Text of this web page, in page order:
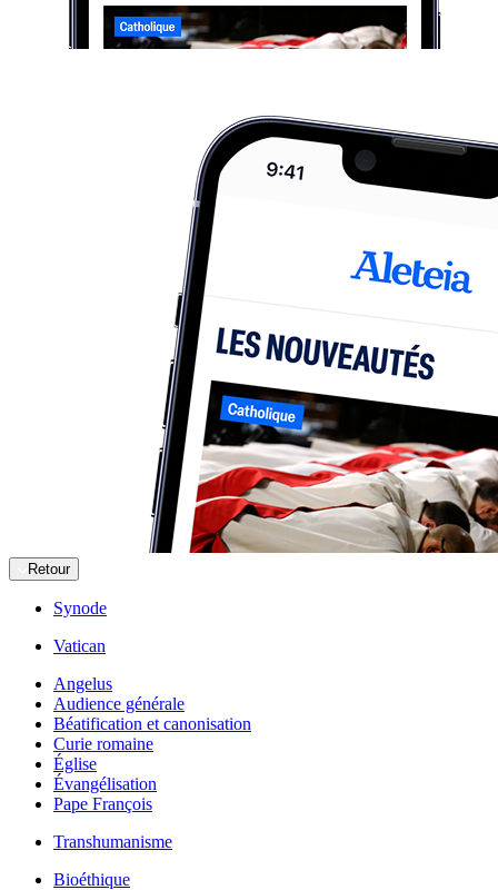
Retour
Synode
Vatican
Angelus
Audience générale
Béatification et canonisation
Curie romaine
Église
Évangélisation
Pape François
Transhumanisme
Bioéthique